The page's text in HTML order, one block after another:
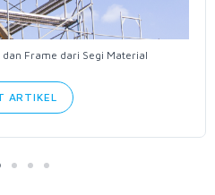
Frame dari Segi Material
ARTIKEL